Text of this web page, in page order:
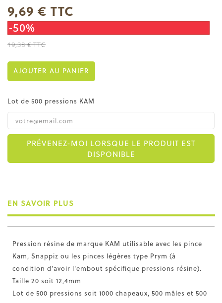
9,69 € TTC
-50%
19,38 €TTC
AJOUTER AU PANIER
Lot de 500 pressions KAM
PRÉVENEZ-MOI LORSQUE LE PRODUIT EST
DISPONIBLE
EN SAVOIR PLUS
Pression résine de marque KAM utilisable avec les pince
Kam, Snappiz ou les pinces légères type Prym (à
condition d'avoir l'embout spécifique pressions résine).
Taille 20 soit 12,4mm
Lot de 500 pressions soit 1000 chapeaux, 500 mâles et 500